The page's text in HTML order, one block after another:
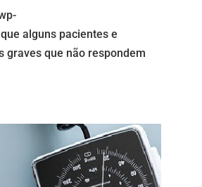
alguns pacientes e
que não respondem